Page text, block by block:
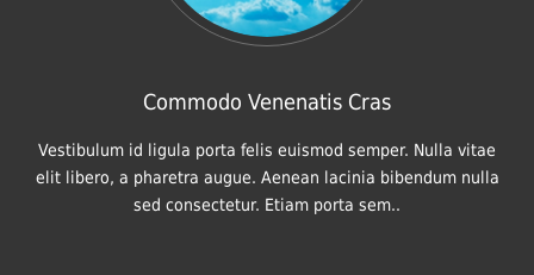
Commodo Venenatis Cras
Vestibulum id ligula porta felis euismod semper. Nulla vitae
elit libero, a pharetra augue. Aenean lacinia bibendum nulla
sed consectetur. Etiam porta sem..